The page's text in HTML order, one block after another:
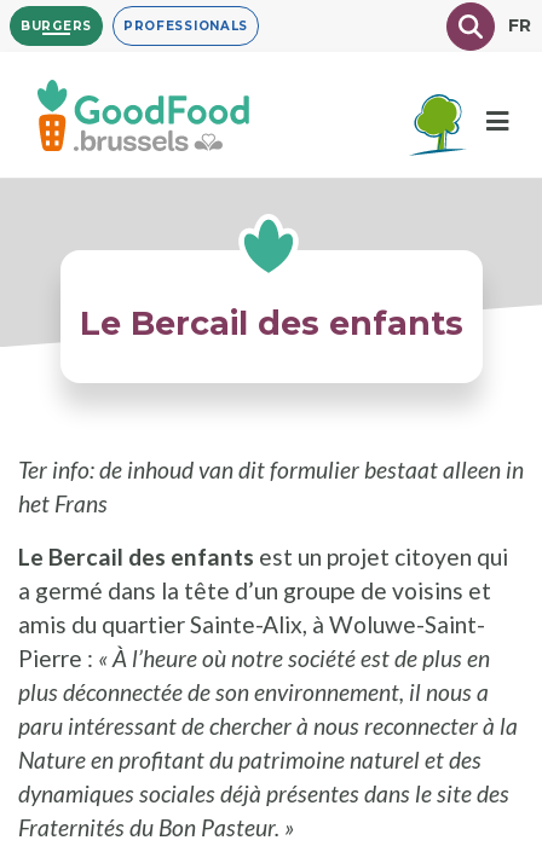
Overslaan
en
inhoud
gaan
BURGERS PROFESSIONALS TexteFR
Le Bercail des enfants
Ter info: de inhoud van dit formulier bestaat alleen in
het Frans
Le Bercail des enfants est un projet citoyen qui
a germé dans la tête d’un groupe de voisins et
amis du quartier Sainte-Alix, à Woluwe-Saint-
Pierre : « À l’heure où notre société est de plus en
plus déconnectée de son environnement, il nous a
paru intéressant de chercher à nous reconnecter à la
Nature en profitant du patrimoine naturel et des
dynamiques sociales déjà présentes dans le site des
Fraternités du Bon Pasteur. »